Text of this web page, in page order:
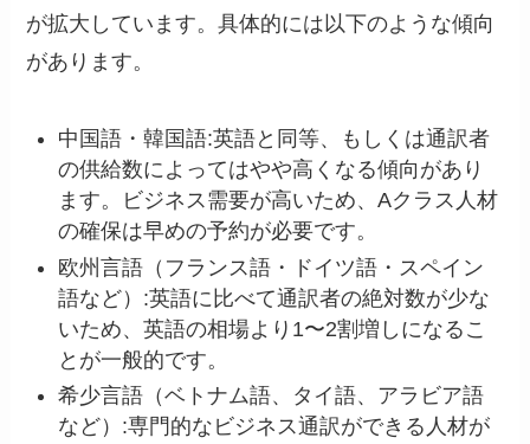
が拡大しています。具体的には以下のような傾向
があります。
中国語・韓国語:英語と同等、もしくは通訳者
の供給数によってはやや高くなる傾向があり
ます。ビジネス需要が高いため、Aクラス人材
の確保は早めの予約が必要です。
欧州言語（フランス語・ドイツ語・スペイン
語など）:英語に比べて通訳者の絶対数が少な
いため、英語の相場より1〜2割増しになるこ
とが一般的です。
希少言語（ベトナム語、タイ語、アラビア語
など）:専門的なビジネス通訳ができる人材が